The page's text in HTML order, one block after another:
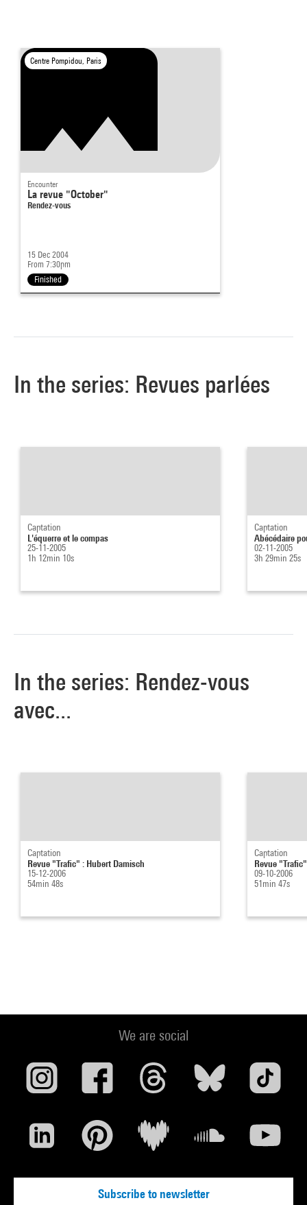
Centre Pompidou, Paris
Encounter
La revue "October"
Rendez-vous
15 Dec 2004
From 7:30pm
Finished
In the series: Revues parlées
Captation
L'équerre et le compas
25-11-2005
1h 12min 10s
Captation
Abécédaire
02-11-2005
3h 29min 25s
In the series: Rendez-vous
avec...
Captation
Revue "Trafic" : Hubert Damisch
15-12-2006
54min 48s
Captation
Revue
09-10-2006
51min 47s
We are social
Subscribe to newsletter